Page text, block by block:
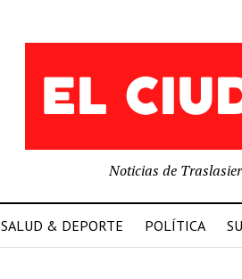
Noticias de
SALUD & DEPORTE POLÍTICA